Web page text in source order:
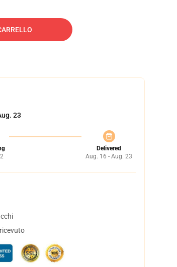
23
Delivered
Aug. 16 - Aug. 23